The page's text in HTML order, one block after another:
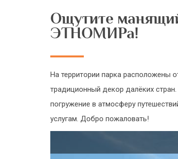
Ощутите
ЭТНОМИРа!
На территории парка расположены
традиционный декор далёких
погружение в атмосферу
услугам. Добро пожаловать!